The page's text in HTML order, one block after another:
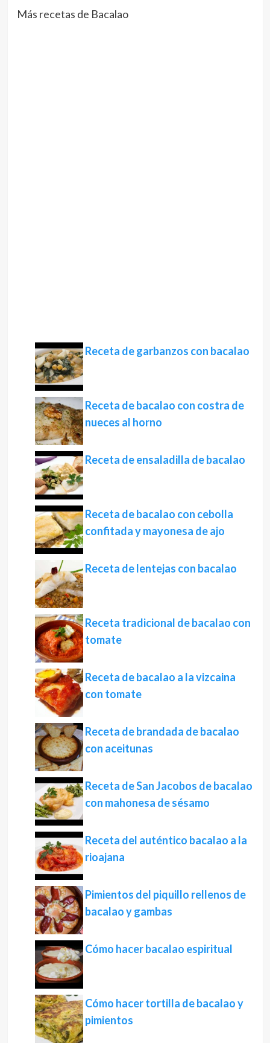
Más recetas de Bacalao
Receta de garbanzos con bacalao
Receta de bacalao con costra de
nueces al horno
Receta de ensaladilla de bacalao
Receta de bacalao con cebolla
confitada y mayonesa de ajo
Receta de lentejas con bacalao
Receta tradicional de bacalao con
tomate
Receta de bacalao a la vizcaina
con tomate
Receta de brandada de bacalao
con aceitunas
Receta de San Jacobos de bacalao
con mahonesa de sésamo
Receta del auténtico bacalao a la
rioajana
Pimientos del piquillo rellenos de
bacalao y gambas
Cómo hacer bacalao espiritual
Cómo hacer tortilla de bacalao y
pimientos